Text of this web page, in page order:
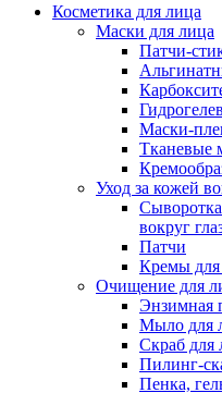
Косметика для лица
Маски для лица
Патчи-
Маски-
Тканевые
Уход за кожей
Сыворотка
вокруг
Патчи
Кремы для
Очищение для
Энзимная
Мыло для
Скраб для
Пилинг-
Пенка,